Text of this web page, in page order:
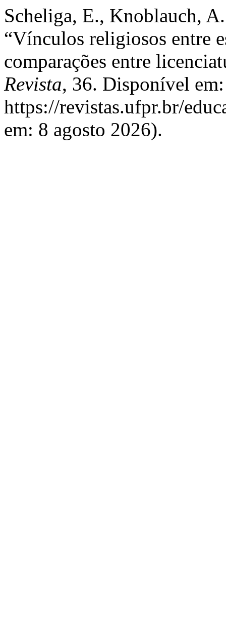
Scheliga, E., Knoblauch,
“Vínculos religiosos entre
comparações entre
Revista, 36. Disponível em:
https://revistas.ufpr.br/
em: 8 agosto 2026).